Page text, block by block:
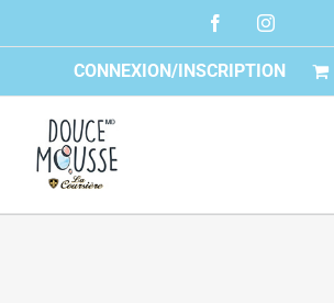
FacebookInstagram
CONNEXION/INSCRIPTION